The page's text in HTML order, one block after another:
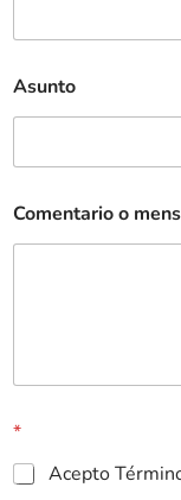
Asunto
Comentario o
*
Acepto